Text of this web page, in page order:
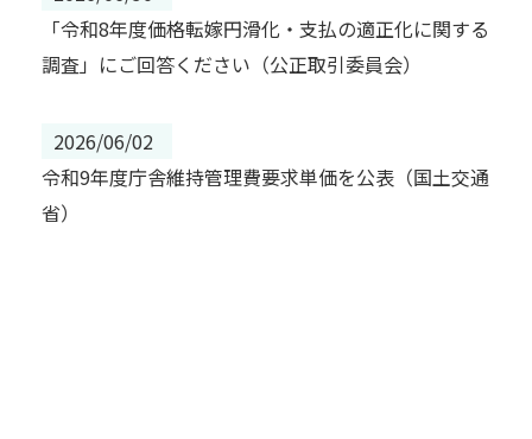
「令和8年度価格転嫁円滑化・支払の適正化に関する
調査」にご回答ください（公正取引委員会）
2026/06/02
令和9年度庁舎維持管理費要求単価を公表（国土交通
省）